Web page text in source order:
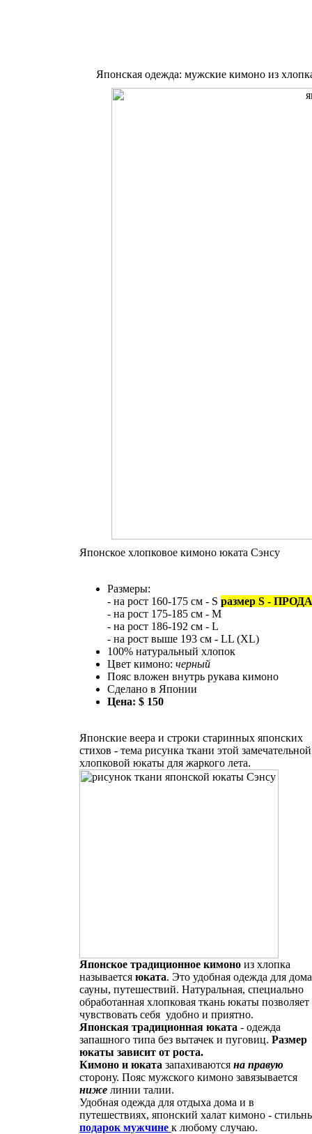
Японская одежда: мужские кимоно из
Японское хлопковое кимоно юката Сэнсу
Размеры:
- на рост 160-175 см - S размер S -
- на рост 175-185 см - М
- на рост 186-192 см - L
- на рост выше 193 см - LL (XL)
100% натуральный хлопок
Цвет кимоно: черный
Пояс вложен внутрь рукава кимоно
Сделано в Японии
Цена: $ 150
Японские веера и строки старинных японских
стихов - тема рисунка ткани этой замечательной
хлопковой юкаты для жаркого лета.
Японское традиционное кимоно из хлопка
называется юката. Это удобная одежда для
сауны, путешествий. Натуральная, специально
обработанная хлопковая ткань юкаты позволяет
чувствовать себя удобно и приятно.
Японская традиционная юката - одежда
запашного типа без вытачек и пуговиц. Размер
юкаты зависит от роста.
Кимоно и юката запахиваются на правую
сторону. Пояс мужского кимоно завязывается
ниже линии талии.
Удобная одежда для отдыха дома и в
путешествиях, японский халат кимоно -
подарок мужчине к любому случаю.